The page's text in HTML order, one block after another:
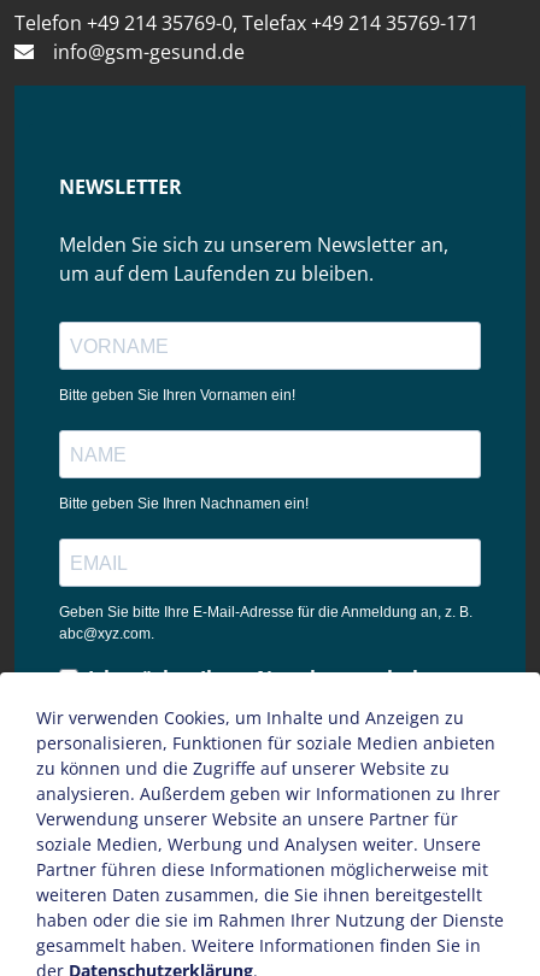
Telefon +49 214 35769-0, Telefax +49 214 35769-171
info@gsm-gesund.de
NEWSLETTER
Melden Sie sich zu unserem Newsletter an,
um auf dem Laufenden zu bleiben.
Bitte geben Sie Ihren Vornamen ein!
Bitte geben Sie Ihren Nachnamen ein!
Geben Sie bitte Ihre E-Mail-Adresse für die Anmeldung an, z. B.
abc@xyz.com.
Ich möchte Ihren Newsletter erhalten
und akzeptiere die
Datenschutzbestimmungen dieser
Webseite.
Sie können den Newsletter jederzeit über den Link in unserem
Newsletter abbestellen.
Wir verwenden Cookies, um Inhalte und Anzeigen zu
personalisieren, Funktionen für soziale Medien anbieten
zu können und die Zugriffe auf unserer Website zu
analysieren. Außerdem geben wir Informationen zu Ihrer
Verwendung unserer Website an unsere Partner für
soziale Medien, Werbung und Analysen weiter. Unsere
Partner führen diese Informationen möglicherweise mit
weiteren Daten zusammen, die Sie ihnen bereitgestellt
haben oder die sie im Rahmen Ihrer Nutzung der Dienste
gesammelt haben. Weitere Informationen finden Sie in
der Datenschutzerklärung.